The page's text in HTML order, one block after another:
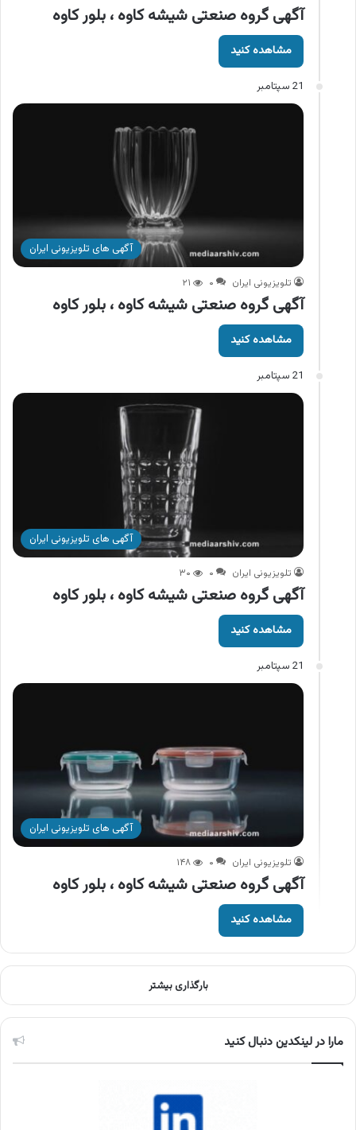
آگهی گروه صنعتی شیشه کاوه ، بلور کاوه
مشاهده کنید
21 سپتامبر
آگهی های تلویزیونی ایران
تلویزیونی ایران ۰ ۲۱
آگهی گروه صنعتی شیشه کاوه ، بلور کاوه
مشاهده کنید
21 سپتامبر
آگهی های تلویزیونی ایران
تلویزیونی ایران ۰ ۳۰
آگهی گروه صنعتی شیشه کاوه ، بلور کاوه
مشاهده کنید
21 سپتامبر
آگهی های تلویزیونی ایران
تلویزیونی ایران ۰ ۱۴۸
آگهی گروه صنعتی شیشه کاوه ، بلور کاوه
مشاهده کنید
بارگذاری بیشتر
مارا در لینکدین دنبال کنید